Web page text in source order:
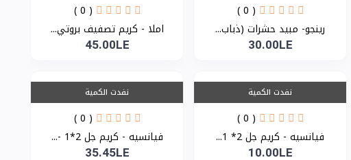
( 0 )
رينجو- مبيد حشرات (ذباب...
30.00LE
( 0 )
املا - كريم تصفيف بروتي...
45.00LE
نفدت الكمية
( 0 )
فيانسيه - كريم جل 2* 1...
10.00LE
نفدت الكمية
( 0 )
فيانسيه - كريم جل 2*1 -...
35.45LE